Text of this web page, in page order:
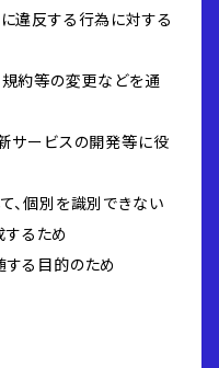
に違反する行為に対する
規約等の変更などを通
新サービスの開発等に役
て、個別を識別できない
るため
する目的のため